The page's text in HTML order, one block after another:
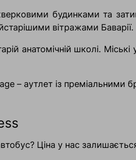
будинками та
вітражами Баварії.
анатомічній школі.
– аутлет із преміальними
Ціна у нас